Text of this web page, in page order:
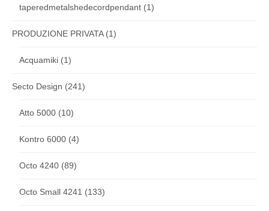
taperedmetalshedecordpendant (1)
PRODUZIONE PRIVATA(1)
Acquamiki (1)
Secto Design (241)
Atto 5000 (10)
Kontro 6000 (4)
Octo 4240 (89)
Octo Small 4241 (133)